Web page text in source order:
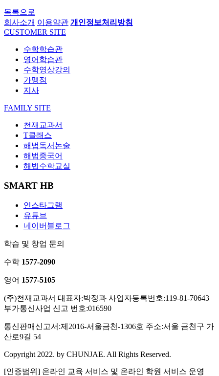
목록으로
회사소개 이용약관 개인정보처리방침
CUSTOMER SITE
수학학습관
영어학습관
수학영상강의
가맹점
지사
FAMILY SITE
천재교과서
T클래스
해법독서논술
해법중국어
해법수학교실
SMART HB
인스타그램
유튜브
네이버블로그
학습 및 창업 문의
수학 1577-2090
영어 1577-5105
(주)천재교과서 대표자:박정과 사업자등록번호:119-81-70643
부가통신사업 신고 번호:016590
통신판매신고서:제2016-서울금천-1306호 주소:서울 금천구 가
산로9길 54
Copyright 2022. by CHUNJAE. All Rights Reserved.
[인증범위] 온라인 교육 서비스 및 온라인 학원 서비스 운영